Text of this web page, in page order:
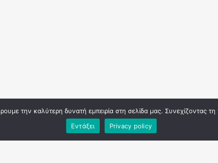
την καλύτερη δυνατή εμπειρία στη σελίδα μας. Συνεχίζοντας
Εντάξει
Privacy policy